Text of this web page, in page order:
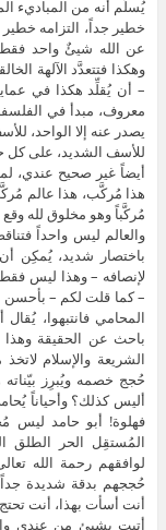
يُسلِّم أنه من المباديء
خطير جداً، التزامه
عن الله شيئٌ واحد
وهكذا فتتعدَّد الآلهة
– أن يُقلِّد هكذا في
معروف، مبدأ في
يصدر عنه إلا الواحد،
للأسف الشديد، على كل
أيضاً غير صحيح عندي،
هذا مُركَّب، هذا عالم
مُركَّباً وهو مخلوق لله وقع
والعالم ليس واحداً
باختصار شديد، يُمكِن أن
لإنصافه – وهذا ليس
– كما قلت لكم – بأحسن
المحامي فانتبهوا،
باحث عن الحقيقة وهذا
الشريعة والإسلام
حُجج خصمه ويُبرِز
أليس كذلك؟ وأحياناً
فهلوة! أبو حامد ليس
المُستقِل الحر الطلق
لوافقهم رحمة الله
حُججهم بدقة شديدة
أنت أسأت بهذا، أنت
أتيت بشيئ من عندي